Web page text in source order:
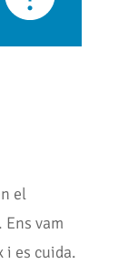
el
vam
i es cuida.